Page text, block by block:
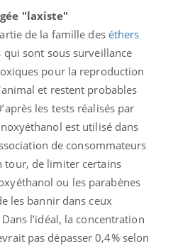
"laxiste"
de la famille des éthers
qui sont sous surveillance
pour la reproduction
et restent probables
les tests réalisés par
est utilisé dans
de consommateurs
tour, de limiter certains
ou les parabènes
les bannir dans ceux
l’idéal, la concentration
pas dépasser 0,4% selon